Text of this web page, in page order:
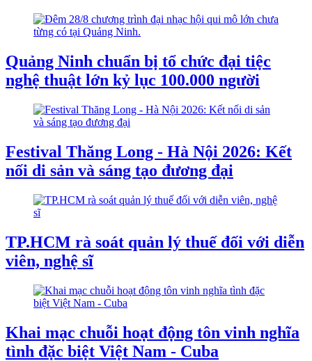
Quảng Ninh chuẩn bị tổ chức đại tiệc
nghệ thuật lớn kỷ lục 100.000 người
Festival Thăng Long - Hà Nội 2026: Kết
nối di sản và sáng tạo đương đại
TP.HCM rà soát quản lý thuế đối với diễn
viên, nghệ sĩ
Khai mạc chuỗi hoạt động tôn vinh nghĩa
tình đặc biệt Việt Nam - Cuba